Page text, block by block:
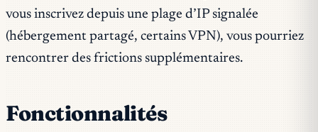
vous inscrivez depuis une plage d’IP signalée
(hébergement partagé, certains VPN), vous pourriez
rencontrer des frictions supplémentaires.
Fonctionnalités